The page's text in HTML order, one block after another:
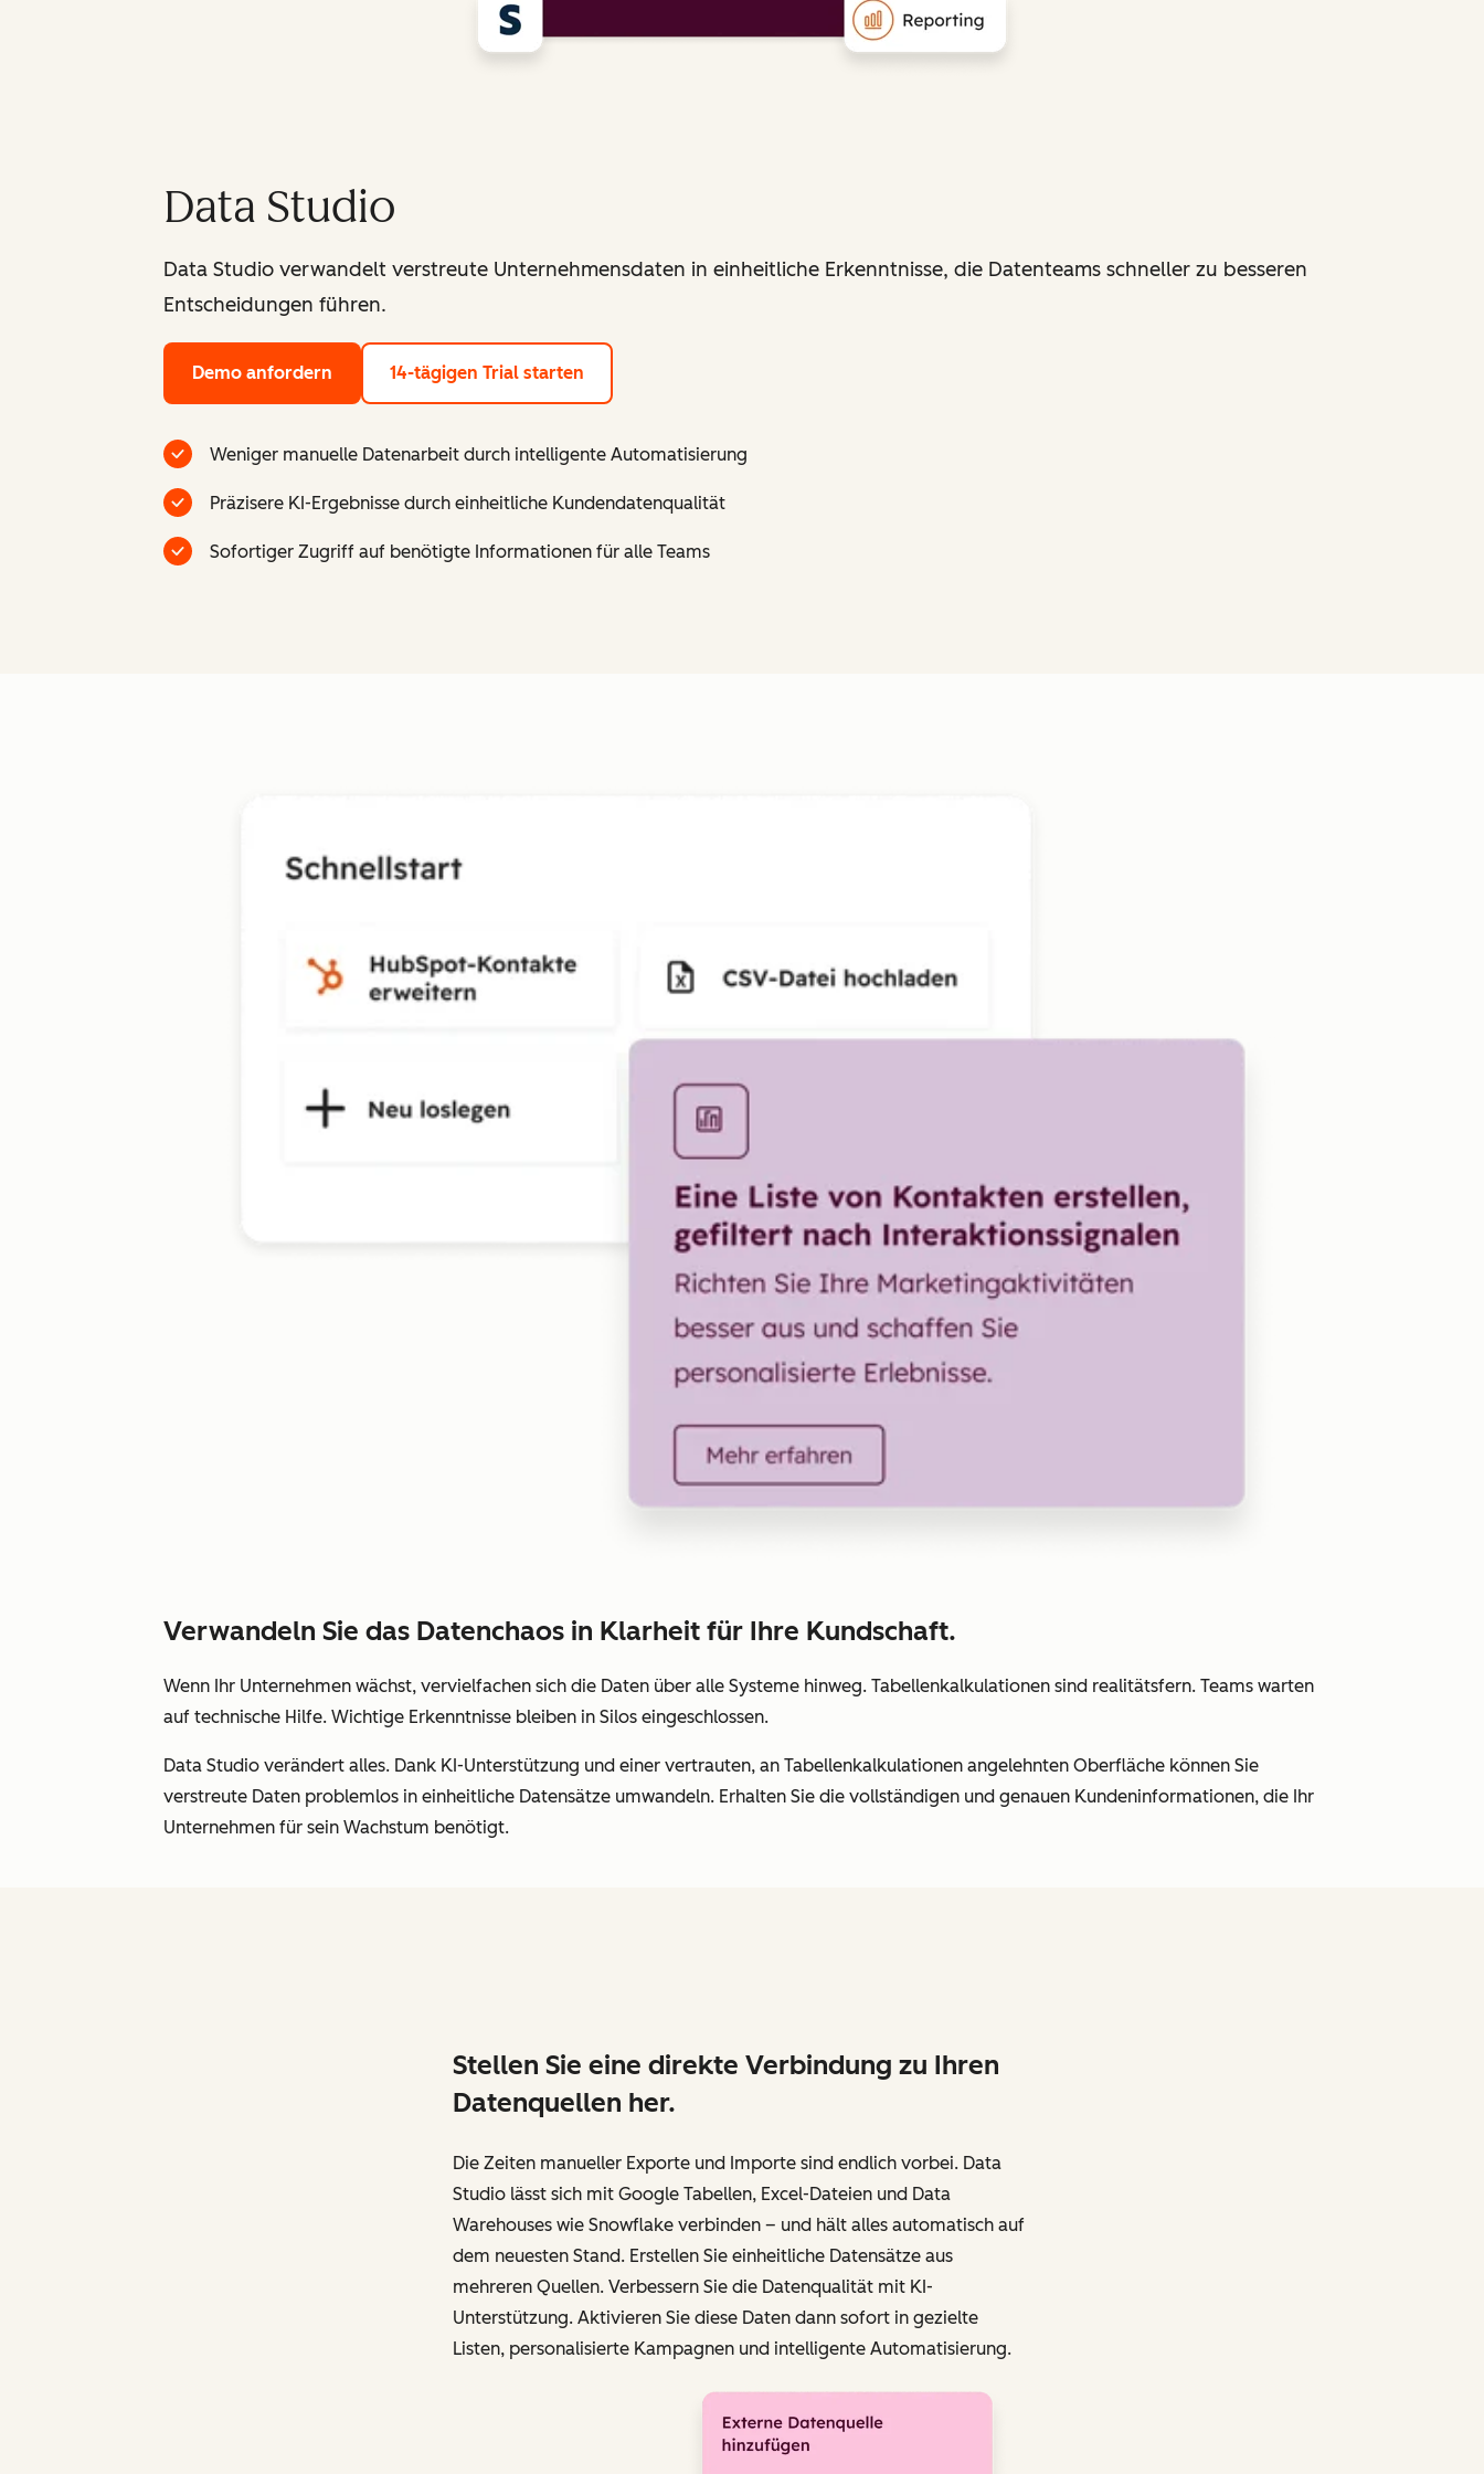
Data Studio
Data Studio verwandelt verstreute Unternehmensdaten in einheitliche Erkenntnisse, die Datenteams schneller zu besseren
Entscheidungen führen.
Demo anfordern 14-tägigen Trial starten
Weniger manuelle Datenarbeit durch intelligente Automatisierung
Präzisere KI-Ergebnisse durch einheitliche Kundendatenqualität
Sofortiger Zugriff auf benötigte Informationen für alle Teams
Verwandeln Sie das Datenchaos in Klarheit für Ihre Kundschaft.
Wenn Ihr Unternehmen wächst, vervielfachen sich die Daten über alle Systeme hinweg. Tabellenkalkulationen sind realitätsfern. Teams warten
auf technische Hilfe. Wichtige Erkenntnisse bleiben in Silos eingeschlossen.
Data Studio verändert alles. Dank KI-Unterstützung und einer vertrauten, an Tabellenkalkulationen angelehnten Oberfläche können Sie
verstreute Daten problemlos in einheitliche Datensätze umwandeln. Erhalten Sie die vollständigen und genauen Kundeninformationen, die Ihr
Unternehmen für sein Wachstum benötigt.
Stellen Sie eine direkte Verbindung zu Ihren
Datenquellen her.
Die Zeiten manueller Exporte und Importe sind endlich vorbei. Data
Studio lässt sich mit Google Tabellen, Excel-Dateien und Data
Warehouses wie Snowflake verbinden – und hält alles automatisch auf
dem neuesten Stand. Erstellen Sie einheitliche Datensätze aus
mehreren Quellen. Verbessern Sie die Datenqualität mit KI-
Unterstützung. Aktivieren Sie diese Daten dann sofort in gezielte
Listen, personalisierte Kampagnen und intelligente Automatisierung.